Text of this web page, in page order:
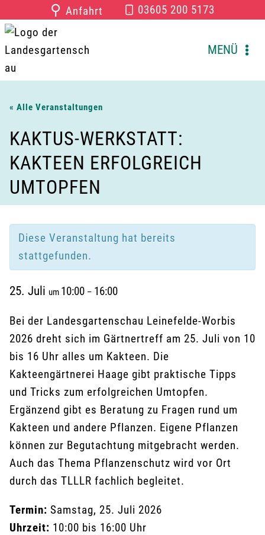
Inhalt
springen
⚲ Anfahrt 03605 200 5173
MENÜ
« Alle Veranstaltungen
KAKTUS-WERKSTATT:
KAKTEEN ERFOLGREICH
UMTOPFEN
Diese Veranstaltung hat bereits
stattgefunden.
25. Juli um 10:00 – 16:00
Bei der Landesgartenschau Leinefelde-Worbis
2026 dreht sich im Gärtnertreff am 25. Juli von 10
bis 16 Uhr alles um Kakteen. Die
Kakteengärtnerei Haage gibt praktische Tipps
und Tricks zum erfolgreichen Umtopfen.
Ergänzend gibt es Beratung zu Fragen rund um
Kakteen und andere Pflanzen. Eigene Pflanzen
können zur Begutachtung mitgebracht werden.
Auch das Thema Pflanzenschutz wird vor Ort
durch das TLLLR fachlich begleitet.
Termin: Samstag, 25. Juli 2026
Uhrzeit: 10:00 bis 16:00 Uhr